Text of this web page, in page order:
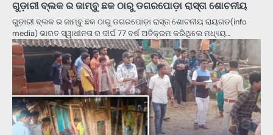
ଗୁଡ଼ାରୀ ବ୍ଲକ ର ଜାମ୍ବୁ ଛକ ଠାରୁ ଡଗରପୋଡ଼ା ରାସ୍ତା ଶୋଚନୀୟ
ଗୁଡ଼ାରୀ ବ୍ଲକ ର ଜାମ୍ବୁ ଛକ ଠାରୁ ଡଗରପୋଡ଼ା ରାସ୍ତା ଶୋଚନୀୟ ରାୟଗଡ(info
media) ଭାରତ ସ୍ୱାଧୀନତା ର ଦୀର୍ଘ 77 ବର୍ଷ ଅତିକ୍ରମ କରିଥିଲେ ମଧ୍ୟ୍ୟ…